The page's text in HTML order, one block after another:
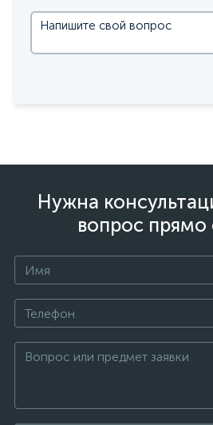
Нужна
вопрос прямо